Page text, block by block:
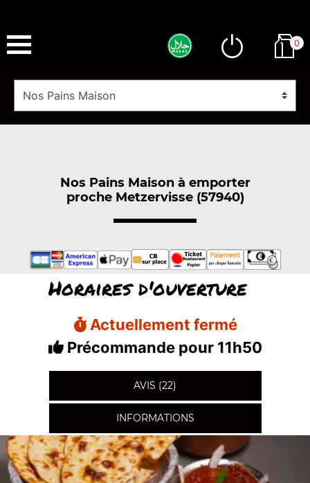
0
Nos Pains Maison à emporter
proche Metzervisse (57940)
Horaires d'ouverture
Actuellement fermé
Précommande pour 11h50
AVIS (22)
INFORMATIONS